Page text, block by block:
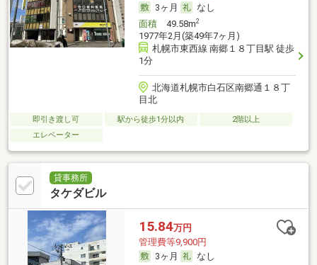
3ヶ月
なし
面積49.58m2
1977年2月(築49年7ヶ月)
札幌市東西線 南郷１８丁目駅 徒歩
1分
北海道札幌市白石区南郷通１８丁
目北
即引き渡し可 駅から徒歩1分以内
2階以上
エレベーター
貸事務所
タケダビル
15.84万円
管理費等9,900円
3ヶ月
なし